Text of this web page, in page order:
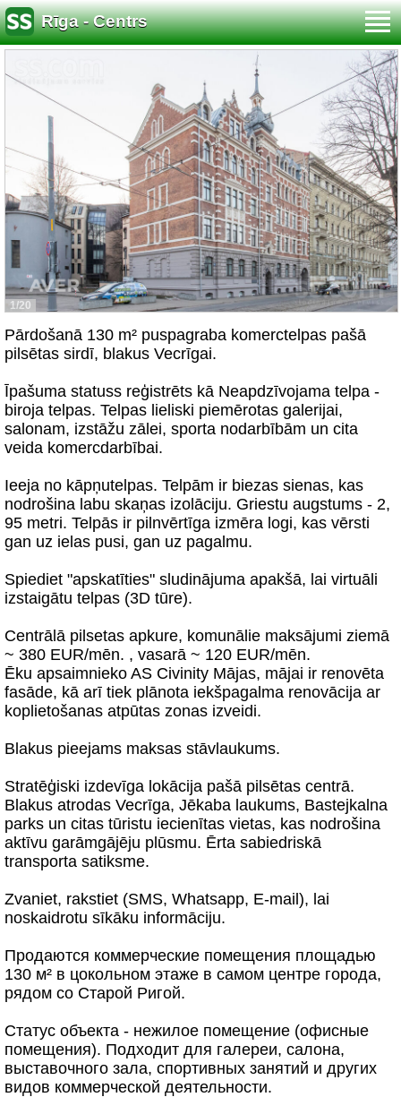
Rīga - Centrs
1/20
Pārdošanā 130 m² puspagraba komerctelpas pašā
pilsētas sirdī, blakus Vecrīgai.
Īpašuma statuss reģistrēts kā Neapdzīvojama telpa -
biroja telpas. Telpas lieliski piemērotas galerijai,
salonam, izstāžu zālei, sporta nodarbībām un cita
veida komercdarbībai.
Ieeja no kāpņutelpas. Telpām ir biezas sienas, kas
nodrošina labu skaņas izolāciju. Griestu augstums - 2,
95 metri. Telpās ir pilnvērtīga izmēra logi, kas vērsti
gan uz ielas pusi, gan uz pagalmu.
Spiediet "apskatīties" sludinājuma apakšā, lai virtuāli
izstaigātu telpas (3D tūre).
Centrālā pilsetas apkure, komunālie maksājumi ziemā
~ 380 EUR/mēn. , vasarā ~ 120 EUR/mēn.
Ēku apsaimnieko AS Civinity Mājas, mājai ir renovēta
fasāde, kā arī tiek plānota iekšpagalma renovācija ar
koplietošanas atpūtas zonas izveidi.
Blakus pieejams maksas stāvlaukums.
Stratēģiski izdevīga lokācija pašā pilsētas centrā.
Blakus atrodas Vecrīga, Jēkaba laukums, Bastejkalna
parks un citas tūristu iecienītas vietas, kas nodrošina
aktīvu garāmgājēju plūsmu. Ērta sabiedriskā
transporta satiksme.
Zvaniet, rakstiet (SMS, Whatsapp, E-mail), lai
noskaidrotu sīkāku informāciju.
Продаются коммерческие помещения площадью
130 м² в цокольном этаже в самом центре города,
рядом со Старой Ригой.
Статус объекта - нежилое помещение (офисные
помещения). Подходит для галереи, салона,
выставочного зала, спортивных занятий и других
видов коммерческой деятельности.